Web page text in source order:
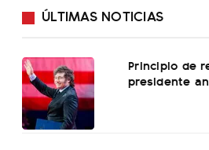
ÚLTIMAS NOTICIAS
Principio de
presidente